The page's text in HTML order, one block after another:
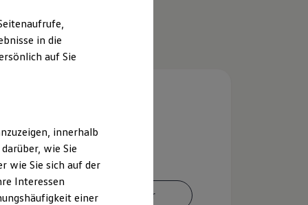
Ansprechpartner
in die
auf Sie
innerhalb
wie Sie
wie Sie sich auf der
Interessen
einer